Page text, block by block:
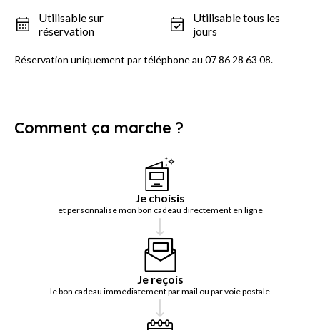
Utilisable sur
réservation
Utilisable tous les
jours
Réservation uniquement par téléphone au 07 86 28 63 08.
Comment ça marche ?
Je choisis
et personnalise mon bon cadeau directement en ligne
Je reçois
le bon cadeau immédiatement par mail ou par voie postale